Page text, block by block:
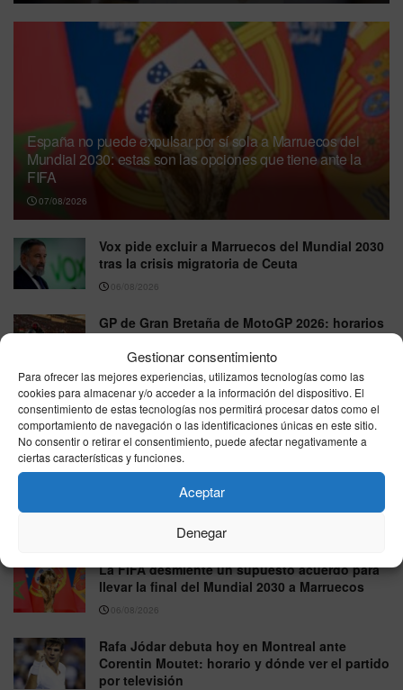
Gestionar consentimiento
Para ofrecer las mejores experiencias, utilizamos tecnologías como las
cookies para almacenar y/o acceder a la información del dispositivo. El
consentimiento de estas tecnologías nos permitirá procesar datos como el
comportamiento de navegación o las identificaciones únicas en este sitio.
No consentir o retirar el consentimiento, puede afectar negativamente a
ciertas características y funciones.
Aceptar
Denegar
España no puede expulsar por sí sola a Marruecos del
Mundial 2030: estas son las opciones que tiene ante la
FIFA
07/08/2026
Vox pide excluir a Marruecos del Mundial 2030
tras la crisis migratoria de Ceuta
06/08/2026
GP de Gran Bretaña de MotoGP 2026: horarios
y dónde ver en directo la carrera de Silverstone
06/08/2026
Rafa Jódar firma una gran remontada ante
Moutet y avanza en el Masters 1000 de Canadá
06/08/2026
La FIFA reconoce errores en su plan para
atraer inversión privada al Mundial y anuncia
una revisión interna
La FIFA desmiente un supuesto acuerdo para
llevar la final del Mundial 2030 a Marruecos
06/08/2026
Rafa Jódar debuta hoy en Montreal ante
Corentin Moutet: horario y dónde ver el partido
por televisión